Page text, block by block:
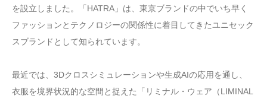
を設立しました。「HATRA」は、東京ブランドの中でいち早く
ファッションとテクノロジーの関係性に着目してきたユニセック
スブランドとして知られています。
最近では、3Dクロスシミュレーションや生成AIの応用を通し、
衣服を境界状況的な空間と捉えた「リミナル・ウェア（LIMINAL